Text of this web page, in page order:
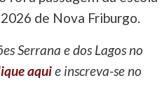
de Nova Friburgo.
Serrana e dos Lagos no
aquie inscreva-se no